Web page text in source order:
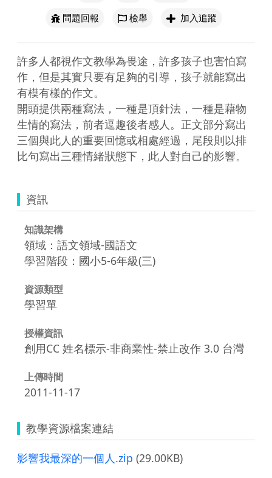
問題回報
檢舉 加入追蹤
許多人都視作文教學為畏途，許多孩子也害怕寫
作，但是其實只要有足夠的引導，孩子就能寫出
有模有樣的作文。
開頭提供兩種寫法，一種是頂針法，一種是藉物
生情的寫法，前者逗趣後者感人。正文部分寫出
三個與此人的重要回憶或相處經過，尾段則以排
比句寫出三種情緒狀態下，此人對自己的影響。
資訊
知識架構
領域：語文領域-國語文
學習階段：國小5-6年級(三)
資源類型
學習單
授權資訊
創用CC 姓名標示-非商業性-禁止改作 3.0 台灣
上傳時間
2011-11-17
教學資源檔案連結
影響我最深的一個人.zip (29.00KB)